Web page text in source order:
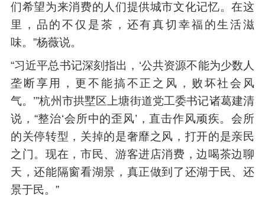
们希望为来消费的人们提供城市文化记忆。在这
里，品的不仅是茶，还有真切幸福的生活滋
味。”杨薇说。
“习近平总书记深刻指出，‘公共资源不能为少数人
垄断享用，更不能搞不正之风，败坏社会风
气。’”杭州市拱墅区上塘街道党工委书记诸葛建清
说，“整治‘会所中的歪风’，直击作风顽疾。会所
的关停转型，关掉的是奢靡之风，打开的是亲民
之门。现在，市民、游客进店消费，边喝茶边聊
天，还能隔窗看湖景，真正做到了还湖于民、还
景于民。”